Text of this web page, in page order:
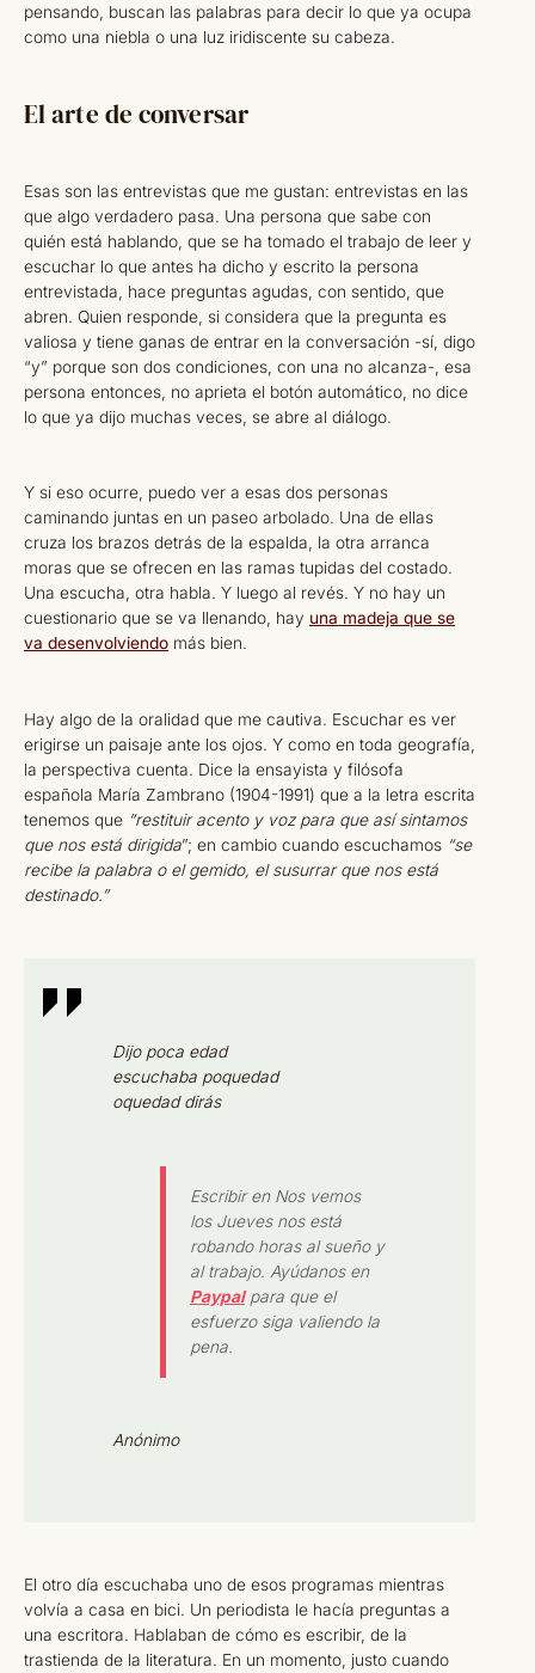
pensando, buscan las palabras para decir lo que ya ocupa
como una niebla o una luz iridiscente su cabeza.
El arte de conversar
Esas son las entrevistas que me gustan: entrevistas en las
que algo verdadero pasa. Una persona que sabe con
quién está hablando, que se ha tomado el trabajo de leer y
escuchar lo que antes ha dicho y escrito la persona
entrevistada, hace preguntas agudas, con sentido, que
abren. Quien responde, si considera que la pregunta es
valiosa y tiene ganas de entrar en la conversación -sí, digo
“y” porque son dos condiciones, con una no alcanza-, esa
persona entonces, no aprieta el botón automático, no dice
lo que ya dijo muchas veces, se abre al diálogo.
Y si eso ocurre, puedo ver a esas dos personas
caminando juntas en un paseo arbolado. Una de ellas
cruza los brazos detrás de la espalda, la otra arranca
moras que se ofrecen en las ramas tupidas del costado.
Una escucha, otra habla. Y luego al revés. Y no hay un
cuestionario que se va llenando, hay una madeja que se
va desenvolviendo más bien.
Hay algo de la oralidad que me cautiva. Escuchar es ver
erigirse un paisaje ante los ojos. Y como en toda geografía,
la perspectiva cuenta. Dice la ensayista y filósofa
española María Zambrano (1904-1991) que a la letra escrita
tenemos que “restituir acento y voz para que así sintamos
que nos está dirigida”; en cambio cuando escuchamos “se
recibe la palabra o el gemido, el susurrar que nos está
destinado.”
Dijo poca edad
escuchaba poquedad
oquedad dirás
Escribir en Nos vemos
los Jueves nos está
robando horas al sueño y
al trabajo. Ayúdanos en
Paypalpara que el
esfuerzo siga valiendo la
pena.
Anónimo
El otro día escuchaba uno de esos programas mientras
volvía a casa en bici. Un periodista le hacía preguntas a
una escritora. Hablaban de cómo es escribir, de la
trastienda de la literatura. En un momento, justo cuando